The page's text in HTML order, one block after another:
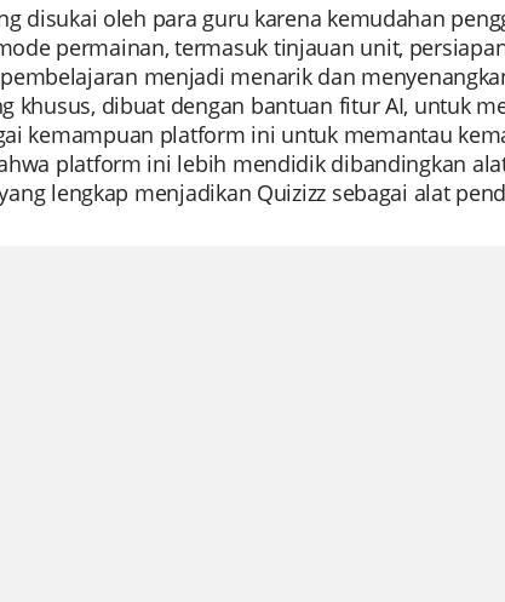
disukai oleh para guru karena kemudahan
permainan, termasuk tinjauan unit,
menjadi menarik dan
khusus, dibuat dengan bantuan fitur AI, untuk
kemampuan platform ini untuk memantau
platform ini lebih mendidik dibandingkan
lengkap menjadikan Quizizz sebagai alat